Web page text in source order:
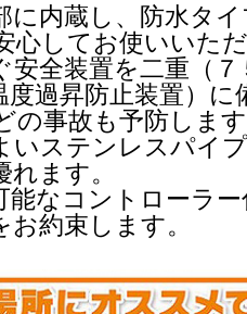
に内蔵し、防水タ
心してお使いいた
安全装置を二重（
度過昇防止装置）に
の事故も予防しま
いステンレスパイ
ます。
能なコントローラ
約束します。